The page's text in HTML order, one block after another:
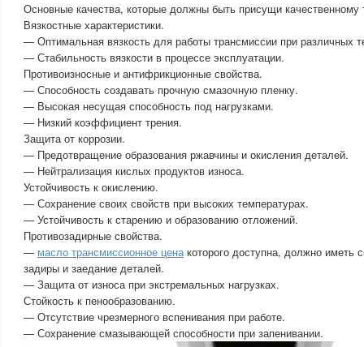
Основные качества, которые должны быть присущи
Вязкостные характеристики.
— Оптимальная вязкость для работы трансмиссии при различных
— Стабильность вязкости в процессе эксплуатации.
Противоизносные и антифрикционные свойства.
— Способность создавать прочную смазочную пленку.
— Высокая несущая способность под нагрузками.
— Низкий коэффициент трения.
Защита от коррозии.
— Предотвращение образования ржавчины и окисления деталей.
— Нейтрализация кислых продуктов износа.
Устойчивость к окислению.
— Сохранение своих свойств при высоких температурах.
— Устойчивость к старению и образованию отложений.
Противозадирные свойства.
— масло трансмиссионное ценакоторого доступна, должно иметь
задиры и заедание деталей.
— Защита от износа при экстремальных нагрузках.
Стойкость к пенообразованию.
— Отсутствие чрезмерного вспенивания при работе.
— Сохранение смазывающей способности при запенивании.